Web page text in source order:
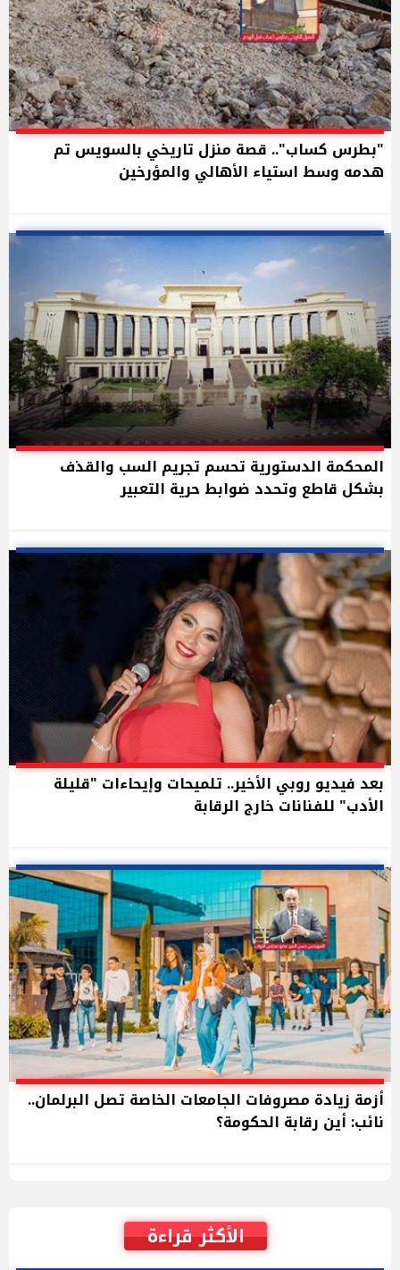
"بطرس كساب".. قصة منزل تاريخي بالسويس تم
هدمه وسط استياء الأهالي والمؤرخين
المحكمة الدستورية تحسم تجريم السب والقذف
بشكل قاطع وتحدد ضوابط حرية التعبير
بعد فيديو روبي الأخير.. تلميحات وإيحاءات "قليلة
الأدب" للفنانات خارج الرقابة
أزمة زيادة مصروفات الجامعات الخاصة تصل البرلمان..
نائب: أين رقابة الحكومة؟
الأكثر قراءة